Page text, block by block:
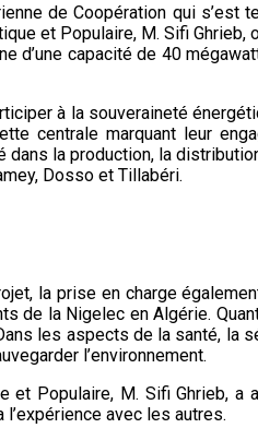
de Coopération qui
et Populaire, M. Sifi
d’une capacité de 40
à la souveraineté
centrale marquant leur
la production, la
Dosso et Tillabéri.
la prise en charge
de la Nigelec en Algérie.
les aspects de la santé, la
l’environnement.
Populaire, M. Sifi Ghrieb, a
avec les autres.